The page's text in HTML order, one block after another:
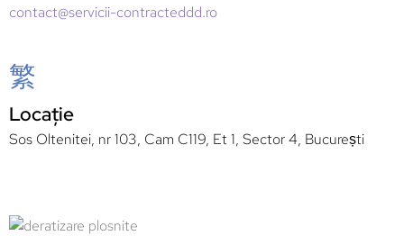
contact@servicii-contracteddd.ro
Locație
Sos Oltenitei, nr 103, Cam C119, Et 1, Sector 4, București